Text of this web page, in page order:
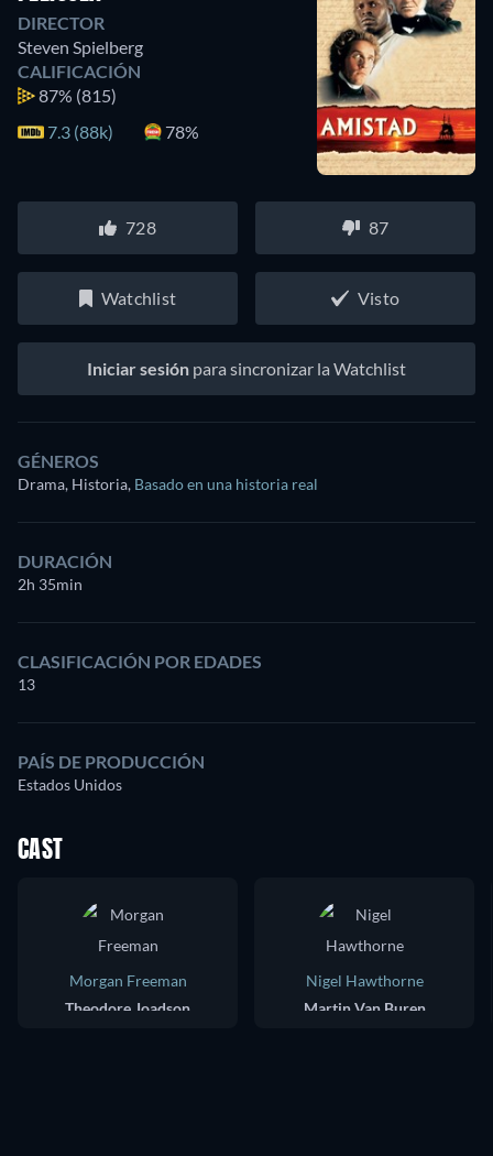
DIRECTOR
Steven Spielberg
CALIFICACIÓN
87% (815)
7.3 (88k)
78%
728 87
Watchlist Visto
Iniciar sesión para sincronizar la Watchlist
GÉNEROS
Drama, Historia, Basado en una historia real
DURACIÓN
2h 35min
CLASIFICACIÓN POR EDADES
13
PAÍS DE PRODUCCIÓN
Estados Unidos
CAST
Morgan Freeman
Theodore Joadson
Nigel Hawthorne
Martin Van Buren